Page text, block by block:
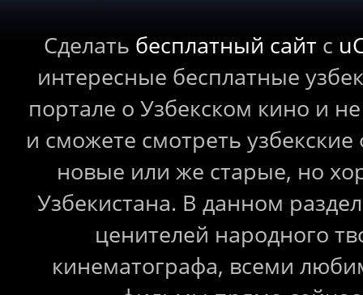
Сделать бесплатный сайт с
интересные бесплатные
портале о Узбекском кино и
и сможете смотреть
новые или же старые, но
Узбекистана. В данном
ценителей народного
кинематографа, всеми